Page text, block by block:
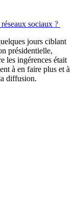
sociaux ?
jours ciblant
présidentielle,
les ingérences était
à en faire plus et à
diffusion.